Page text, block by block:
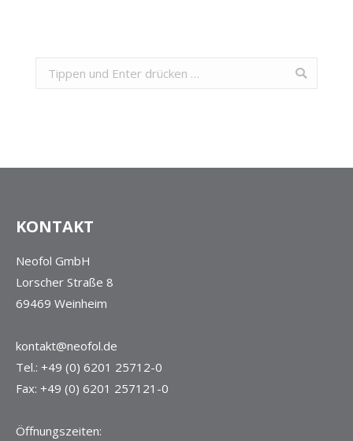
Search:
KONTAKT
Neofol GmbH
Lorscher Straße 8
69469 Weinheim
kontakt@neofol.de
Tel.: +49 (0) 6201 25712-0
Fax: +49 (0) 6201 257121-0
Öffnungszeiten: